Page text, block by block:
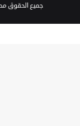
جميع الحقوق